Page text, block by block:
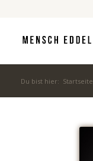
Du bist hier: Startseite